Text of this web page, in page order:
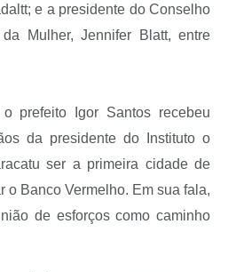
e a presidente do Conselho
Mulher, Jennifer Blatt, entre
prefeito Igor Santos recebeu
da presidente do Instituto o
ser a primeira cidade de
o Banco Vermelho. Em sua fala,
de esforços como caminho